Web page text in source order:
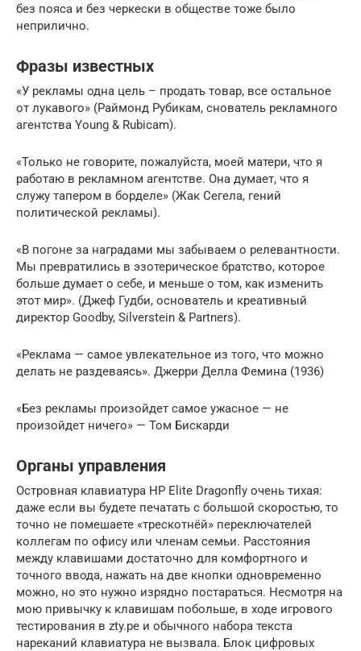
без пояса и без черкески в обществе тоже было
неприлично.
Фразы известных
«У рекламы одна цель – продать товар, все остальное
от лукавого» (Раймонд Рубикам, снователь рекламного
агентства Young & Rubicam).
«Только не говорите, пожалуйста, моей матери, что я
работаю в рекламном агентстве. Она думает, что я
служу тапером в борделе» (Жак Сегела, гений
политической рекламы).
«В погоне за наградами мы забываем о релевантности.
Мы превратились в эзотерическое братство, которое
больше думает о себе, и меньше о том, как изменить
этот мир». (Джеф Гудби, основатель и креативный
директор Goodby, Silverstein & Partners).
«Реклама — самое увлекательное из того, что можно
делать не раздеваясь». Джерри Делла Фемина (1936)
«Без рекламы произойдет самое ужасное — не
произойдет ничего» — Том Бискарди
Органы управления
Островная клавиатура HP Elite Dragonfly очень тихая:
даже если вы будете печатать с большой скоростью, то
точно не помешаете «трескотнёй» переключателей
коллегам по офису или членам семьи. Расстояния
между клавишами достаточно для комфортного и
точного ввода, нажать на две кнопки одновременно
можно, но это нужно изрядно постараться. Несмотря на
мою привычку к клавишам побольше, в ходе игрового
тестирования в zty.pe и обычного набора текста
нареканий клавиатура не вызвала. Блок цифровых